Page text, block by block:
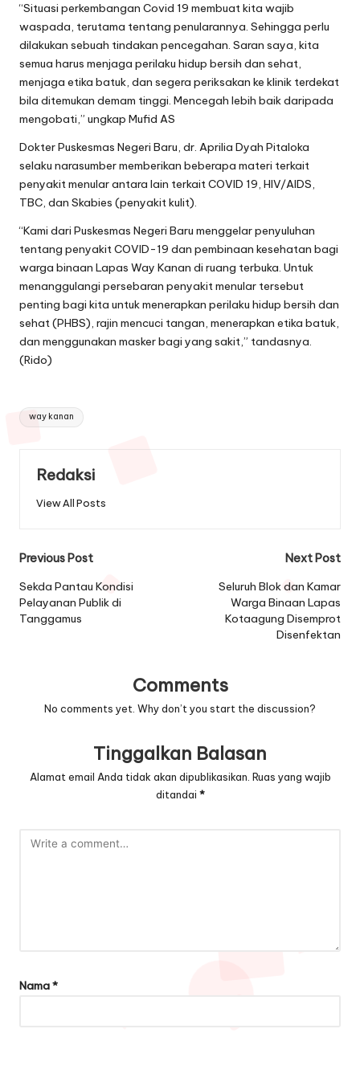
“Situasi perkembangan Covid 19 membuat kita wajib
waspada, terutama tentang penularannya. Sehingga perlu
dilakukan sebuah tindakan pencegahan. Saran saya, kita
semua harus menjaga perilaku hidup bersih dan sehat,
menjaga etika batuk, dan segera periksakan ke klinik terdekat
bila ditemukan demam tinggi. Mencegah lebih baik daripada
mengobati,” ungkap Mufid AS
Dokter Puskesmas Negeri Baru, dr. Aprilia Dyah Pitaloka
selaku narasumber memberikan beberapa materi terkait
penyakit menular antara lain terkait COVID 19, HIV/AIDS,
TBC, dan Skabies (penyakit kulit).
“Kami dari Puskesmas Negeri Baru menggelar penyuluhan
tentang penyakit COVID-19 dan pembinaan kesehatan bagi
warga binaan Lapas Way Kanan di ruang terbuka. Untuk
menanggulangi persebaran penyakit menular tersebut
penting bagi kita untuk menerapkan perilaku hidup bersih dan
sehat (PHBS), rajin mencuci tangan, menerapkan etika batuk,
dan menggunakan masker bagi yang sakit,” tandasnya.
(Rido)
Tags:
way kanan
Redaksi
View All Posts
Post
navigation
Previous Post
Sekda Pantau Kondisi
Pelayanan Publik di
Tanggamus
Next Post
Seluruh Blok dan Kamar
Warga Binaan Lapas
Kotaagung Disemprot
Disenfektan
Comments
No comments yet. Why don’t you start the discussion?
Tinggalkan Balasan
Alamat email Anda tidak akan dipublikasikan. Ruas yang wajib
ditandai *
Nama*